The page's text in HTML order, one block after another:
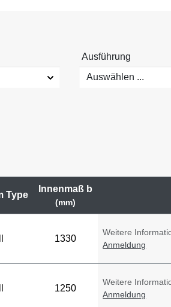
Ausführung
Auswählen ...
Type
Innenmaß b
(mm)
1330
Weitere
Anmeldung
1250
Weitere
Anmeldung